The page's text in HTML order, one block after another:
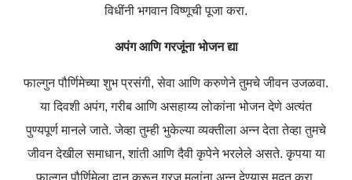
विधींनी भगवान विष्णूची पूजा करा.
अपंग आणि गरजूंना भोजन द्या
फाल्गुन पौर्णिमेच्या शुभ प्रसंगी, सेवा आणि करुणेने तुमचे जीवन उजळवा.
या दिवशी अपंग, गरीब आणि असहाय्य लोकांना भोजन देणे अत्यंत
पुण्यपूर्ण मानले जाते. जेव्हा तुम्ही भुकेल्या व्यक्तीला अन्न देता तेव्हा तुमचे
जीवन देखील समाधान, शांती आणि दैवी कृपेने भरलेले असते. कृपया या
फाल्गुन पौर्णिमेला दान करून गरजू मुलांना अन्न देण्यास मदत करा.